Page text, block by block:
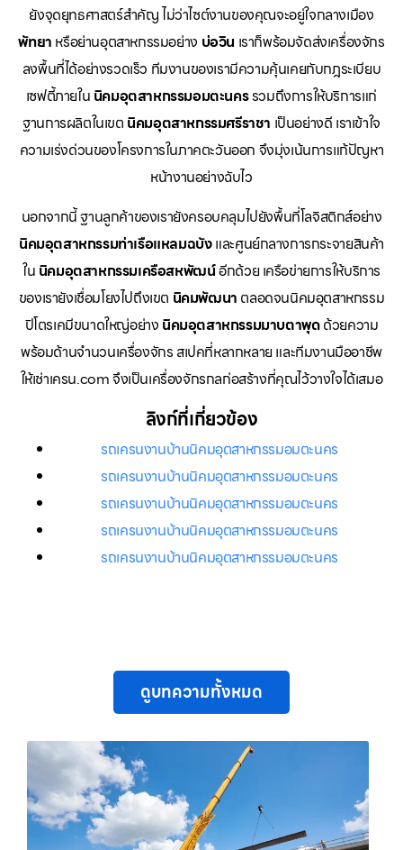
ยังจุดยุทธศาสตร์สำคัญ ไม่ว่าไซต์งานของคุณจะอยู่ใจกลางเมือง
พัทยา หรือย่านอุตสาหกรรมอย่าง บ่อวิน เราก็พร้อมจัดส่งเครื่องจักร
ลงพื้นที่ได้อย่างรวดเร็ว ทีมงานของเรามีความคุ้นเคยกับกฎระเบียบ
เซฟตี้ภายใน นิคมอุตสาหกรรมอมตะนครรวมถึงการให้บริการแก่
ฐานการผลิตในเขต นิคมอุตสาหกรรมศรีราชา เป็นอย่างดี เราเข้าใจ
ความเร่งด่วนของโครงการในภาคตะวันออก จึงมุ่งเน้นการแก้ปัญหา
หน้างานอย่างฉับไว
นอกจากนี้ ฐานลูกค้าของเรายังครอบคลุมไปยังพื้นที่โลจิสติกส์อย่าง
นิคมอุตสาหกรรมท่าเรือแหลมฉบังและศูนย์กลางการกระจายสินค้า
ใน นิคมอุตสาหกรรมเครือสหพัฒน์อีกด้วย เครือข่ายการให้บริการ
ของเรายังเชื่อมโยงไปถึงเขต นิคมพัฒนา ตลอดจนนิคมอุตสาหกรรม
ปิโตรเคมีขนาดใหญ่อย่าง นิคมอุตสาหกรรมมาบตาพุดด้วยความ
พร้อมด้านจำนวนเครื่องจักร สเปคที่หลากหลาย และทีมงานมืออาชีพ
ให้เช่าเครน.com จึงเป็นเครื่องจักรกลก่อสร้างที่คุณไว้วางใจได้เสมอ
ลิงก์ที่เกี่ยวข้อง
รถเครนงานบ้านนิคมอุตสาหกรรมอมตะนคร
รถเครนงานบ้านนิคมอุตสาหกรรมอมตะนคร
รถเครนงานบ้านนิคมอุตสาหกรรมอมตะนคร
รถเครนงานบ้านนิคมอุตสาหกรรมอมตะนคร
รถเครนงานบ้านนิคมอุตสาหกรรมอมตะนคร
ดูบทความทั้งหมด